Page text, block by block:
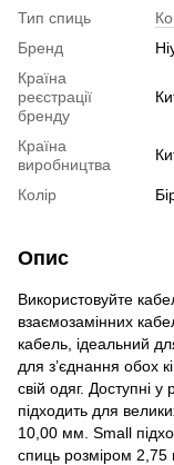
Тип спиць
Бренд
Країна
реєстрації
бренду
Країна
виробництва
Колір
Опис
Використовуйте
взаємозамінних
кабель, ідеальний
для з’єднання обох
свій одяг. Доступні
підходить для
10,00 мм. Small
спиць розміром